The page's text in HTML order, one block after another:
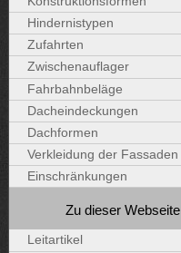
Hindernistypen
Zufahrten
Zwischenauflager
Fahrbahnbeläge
Dacheindeckungen
Dachformen
Verkleidung der Fassaden
Einschränkungen
Zu dieser Webseite
Leitartikel